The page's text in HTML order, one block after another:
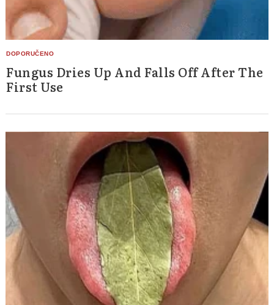
Fungus Dries Up And Falls Off After The
First Use